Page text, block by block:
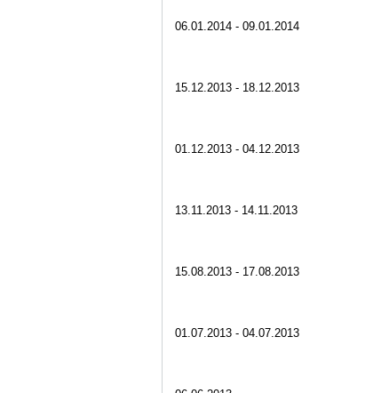
06.01.2014 - 09.01.2014
15.12.2013 - 18.12.2013
01.12.2013 - 04.12.2013
13.11.2013 - 14.11.2013
15.08.2013 - 17.08.2013
01.07.2013 - 04.07.2013